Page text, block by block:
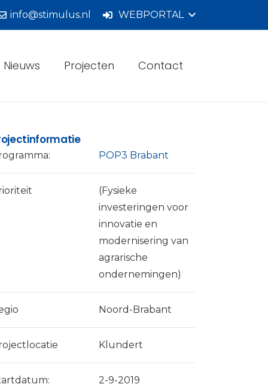
info@stimulus.nl WEBPORTAL
Nieuws Projecten Contact
POP3 Brabant
(Fysieke
investeringen voor
innovatie en
modernisering van
agrarische
ondernemingen)
Noord-Brabant
Klundert
2-9-2019